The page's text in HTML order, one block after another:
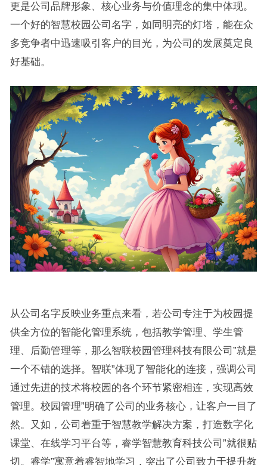
更是公司品牌形象、核心业务与价值理念的集中体现。
一个好的智慧校园公司名字，如同明亮的灯塔，能在众
多竞争者中迅速吸引客户的目光，为公司的发展奠定良
好基础。
从公司名字反映业务重点来看，若公司专注于为校园提
供全方位的智能化管理系统，包括教学管理、学生管
理、后勤管理等，那么智联校园管理科技有限公司”就是
一个不错的选择。智联”体现了智能化的连接，强调公司
通过先进的技术将校园的各个环节紧密相连，实现高效
管理。校园管理”明确了公司的业务核心，让客户一目了
然。又如，公司着重于智慧教学解决方案，打造数字化
课堂、在线学习平台等，睿学智慧教育科技公司”就很贴
切。睿学”寓意着睿智地学习，突出了公司致力于提升教